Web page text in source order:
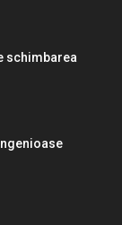
schimbarea